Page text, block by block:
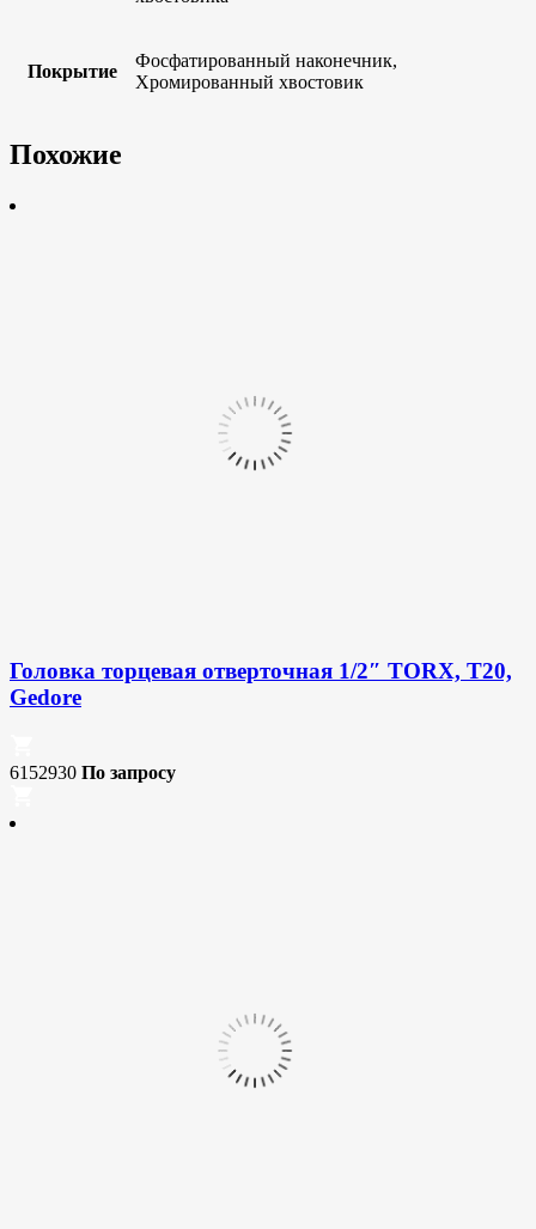
Покрытие
Фосфатированный наконечник,
Хромированный хвостовик
Похожие
Головка торцевая отверточная 1/2″ TORX, T20,
Gedore
6152930 По запросу